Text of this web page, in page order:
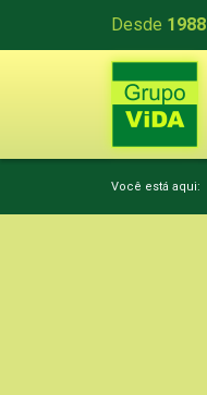
Desde 1988
Você está aqui: